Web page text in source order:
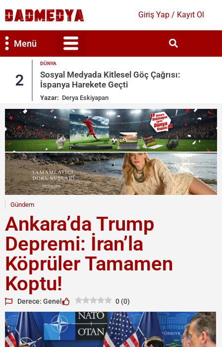
Giriş Yap / Kayıt Ol
Menü
2
DÜNYA
Sosyal Medyada Kitlesel Göç Çağrısı:
İspanya Harekete Geçti
Yazar: Derya Eskiyapan
Gündem
Ankara’da Trump
Depremi: İran’la
Köprüler Tamamen
Koptu!
Derece: Genel 0 (0)